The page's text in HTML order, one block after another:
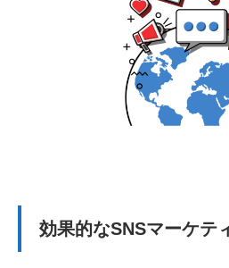
効果的なSNSマーケテ